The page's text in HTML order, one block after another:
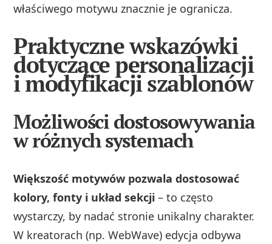
właściwego motywu znacznie je ogranicza.
Praktyczne wskazówki
dotyczące personalizacji
i modyfikacji szablonów
Możliwości dostosowywania
w różnych systemach
Większość motywów pozwala dostosować
kolory, fonty i układ sekcji – to często
wystarczy, by nadać stronie unikalny charakter.
W kreatorach (np. WebWave) edycja odbywa